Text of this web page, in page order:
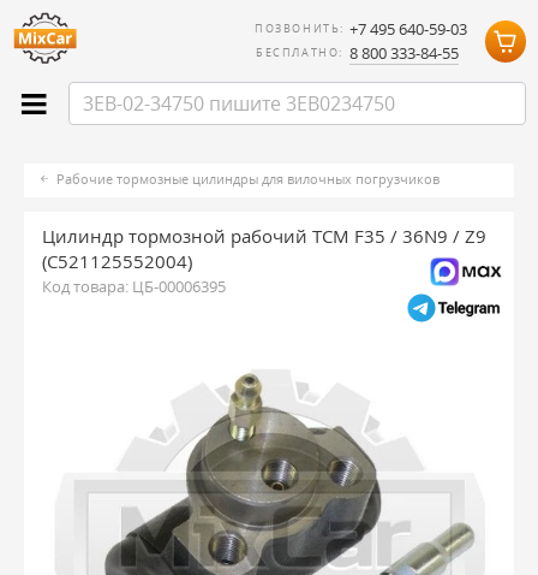
ПОЗВОНИТЬ: +7 495 640-59-03
БЕСПЛАТНО: 8 800 333-84-55
Рабочие тормозные цилиндры для вилочных погрузчиков
Цилиндр тормозной рабочий TCM F35 / 36N9 / Z9
(C521125552004)
Код товара: ЦБ-00006395